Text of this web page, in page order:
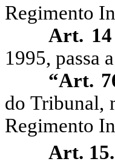
Regimento
Art. 14
1995, passa
“Art.
do Tribunal,
Regimento
Art. 15.